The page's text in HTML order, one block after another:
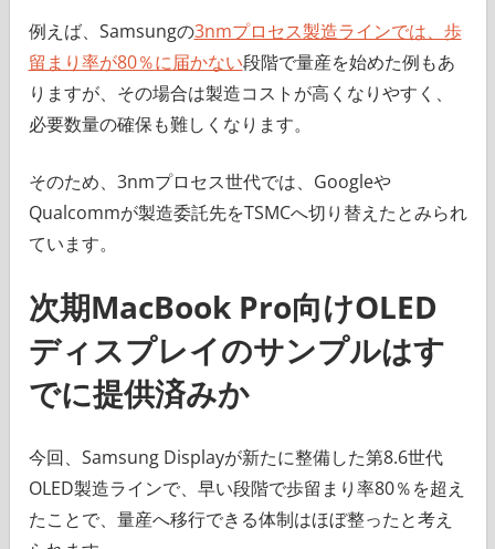
例えば、Samsungの3nmプロセス製造ラインでは、歩
留まり率が80％に届かない段階で量産を始めた例もあ
りますが、その場合は製造コストが高くなりやすく、
必要数量の確保も難しくなります。
そのため、3nmプロセス世代では、Googleや
Qualcommが製造委託先をTSMCへ切り替えたとみられ
ています。
次期MacBook Pro向けOLED
ディスプレイのサンプルはす
でに提供済みか
今回、Samsung Displayが新たに整備した第8.6世代
OLED製造ラインで、早い段階で歩留まり率80％を超え
たことで、量産へ移行できる体制はほぼ整ったと考え